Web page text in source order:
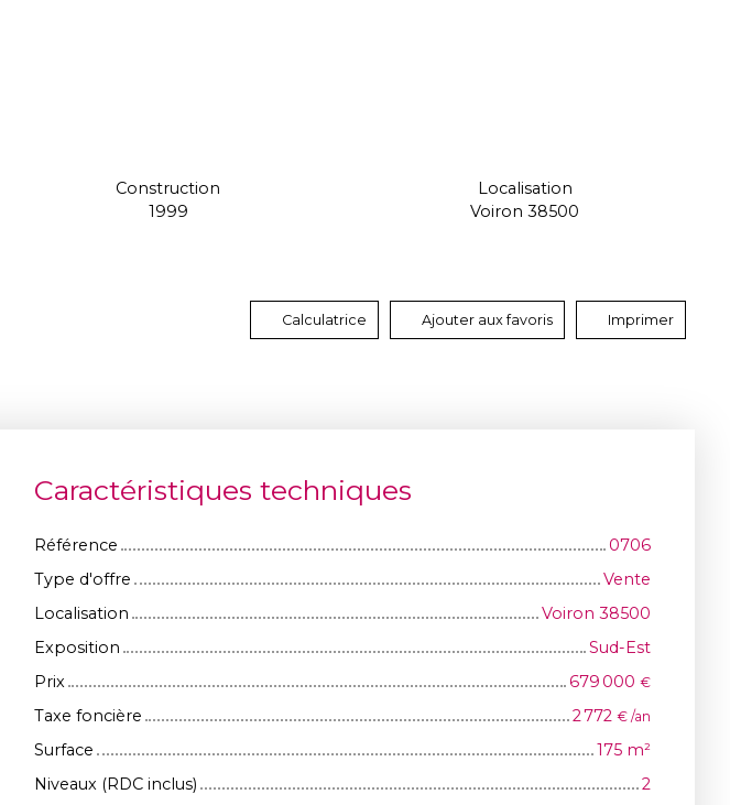
Construction
1999
Localisation
Voiron 38500
Calculatrice Ajouter aux favoris Imprimer
Caractéristiques techniques
Référence
0706
Type d'offre
Vente
Localisation
Voiron 38500
Exposition
Sud-Est
Prix
679 000 €
Taxe foncière 2 772 € /an
Surface 175 m²
Niveaux (RDC inclus)
2